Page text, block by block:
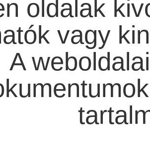
oldalak
vagy
A